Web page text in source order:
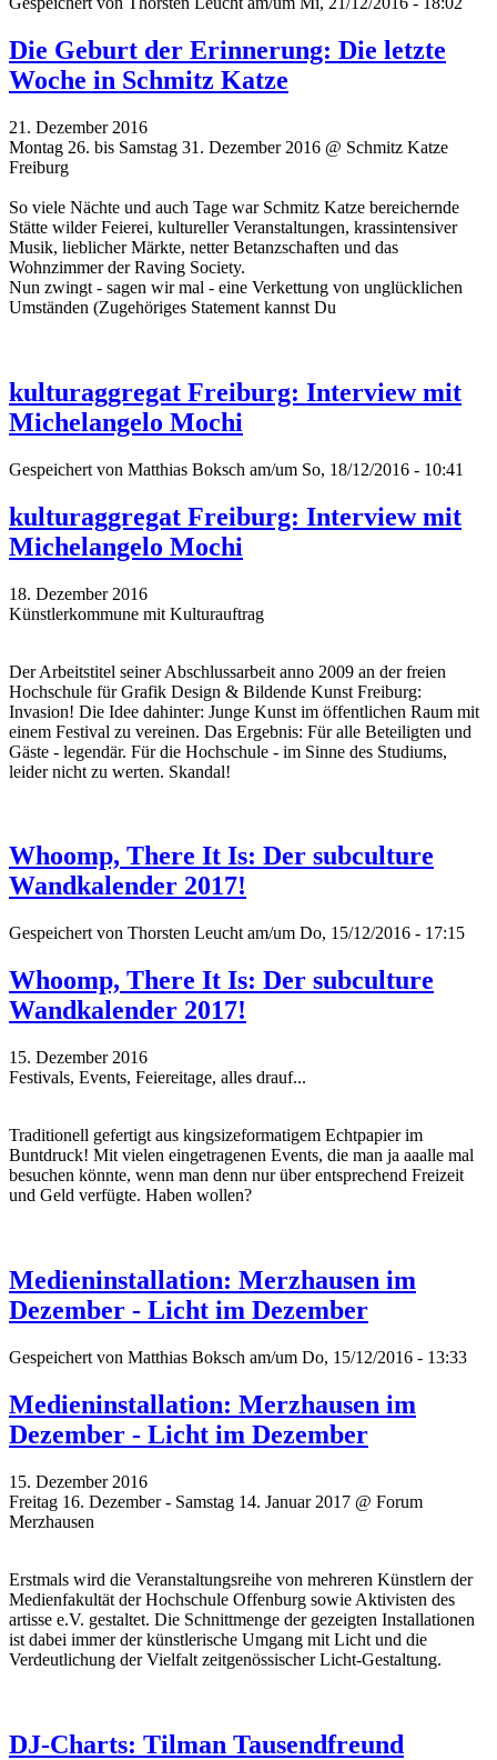
Die Geburt der Erinnerung: Die letzte
Woche in Schmitz Katze
21. Dezember 2016
Montag 26. bis Samstag 31. Dezember 2016 @ Schmitz Katze
Freiburg
So viele Nächte und auch Tage war Schmitz Katze bereichernde
Stätte wilder Feierei, kultureller Veranstaltungen, krassintensiver
Musik, lieblicher Märkte, netter Betanzschaften und das
Wohnzimmer der Raving Society.
Nun zwingt - sagen wir mal - eine Verkettung von unglücklichen
Umständen (Zugehöriges Statement kannst Du
kulturaggregat Freiburg: Interview mit
Michelangelo Mochi
Gespeichert von Matthias Boksch am/um So, 18/12/2016 - 10:41
kulturaggregat Freiburg: Interview mit
Michelangelo Mochi
18. Dezember 2016
Künstlerkommune mit Kulturauftrag
Der Arbeitstitel seiner Abschlussarbeit anno 2009 an der freien
Hochschule für Grafik Design & Bildende Kunst Freiburg:
Invasion! Die Idee dahinter: Junge Kunst im öffentlichen Raum mit
einem Festival zu vereinen. Das Ergebnis: Für alle Beteiligten und
Gäste - legendär. Für die Hochschule - im Sinne des Studiums,
leider nicht zu werten. Skandal!
Whoomp, There It Is: Der subculture
Wandkalender 2017!
Gespeichert von Thorsten Leucht am/um Do, 15/12/2016 - 17:15
Whoomp, There It Is: Der subculture
Wandkalender 2017!
15. Dezember 2016
Festivals, Events, Feiereitage, alles drauf...
Traditionell gefertigt aus kingsizeformatigem Echtpapier im
Buntdruck! Mit vielen eingetragenen Events, die man ja aaalle mal
besuchen könnte, wenn man denn nur über entsprechend Freizeit
und Geld verfügte. Haben wollen?
Medieninstallation: Merzhausen im
Dezember - Licht im Dezember
Gespeichert von Matthias Boksch am/um Do, 15/12/2016 - 13:33
Medieninstallation: Merzhausen im
Dezember - Licht im Dezember
15. Dezember 2016
Freitag 16. Dezember - Samstag 14. Januar 2017 @ Forum
Merzhausen
Erstmals wird die Veranstaltungsreihe von mehreren Künstlern der
Medienfakultät der Hochschule Offenburg sowie Aktivisten des
artisse e.V. gestaltet. Die Schnittmenge der gezeigten Installationen
ist dabei immer der künstlerische Umgang mit Licht und die
Verdeutlichung der Vielfalt zeitgenössischer Licht-Gestaltung.
DJ-Charts: Tilman Tausendfreund